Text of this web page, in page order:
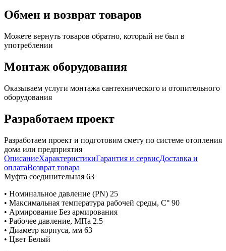
Обмен и возврат товаров
Можете вернуть товаров обратно, который не был в
употреблении
Монтаж оборудования
Оказываем услуги монтажа сантехнического и отопительного
оборудования
Разработаем проект
Разработаем проект и подготовим смету по системе отопления
дома или предприятия
ОписаниеХарактеристикиГарантия и сервисДоставка и
оплатаВозврат товара
Муфта соединительная 63
• Номинальное давление (PN) 25
• Максимальная температура рабочей среды, С° 90
• Армирование Без армирования
• Рабочее давление, МПа 2.5
• Диаметр корпуса, мм 63
• Цвет Белый